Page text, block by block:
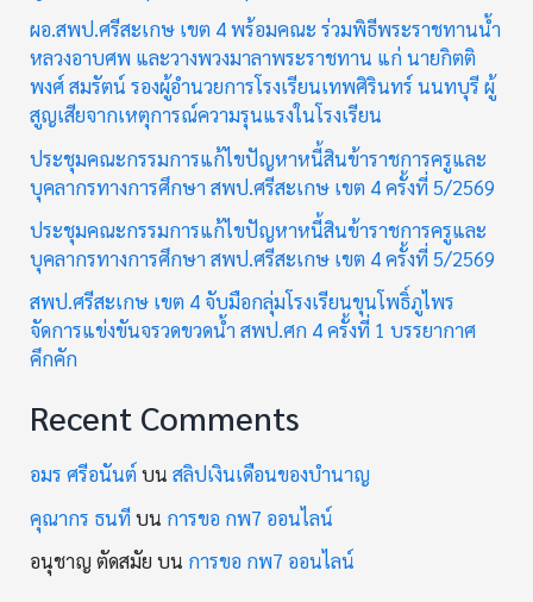
ผอ.สพป.ศรีสะเกษ เขต 4 พร้อมคณะ ร่วมพิธีพระราชทานน้ำ
หลวงอาบศพ และวางพวงมาลาพระราชทาน แก่ นายกิตติ
พงศ์ สมรัตน์ รองผู้อำนวยการโรงเรียนเทพศิรินทร์ นนทบุรี ผู้
สูญเสียจากเหตุการณ์ความรุนแรงในโรงเรียน
ประชุมคณะกรรมการแก้ไขปัญหาหนี้สินข้าราชการครูและ
บุคลากรทางการศึกษา สพป.ศรีสะเกษ เขต 4 ครั้งที่ 5/2569
ประชุมคณะกรรมการแก้ไขปัญหาหนี้สินข้าราชการครูและ
บุคลากรทางการศึกษา สพป.ศรีสะเกษ เขต 4 ครั้งที่ 5/2569
สพป.ศรีสะเกษ เขต 4 จับมือกลุ่มโรงเรียนขุนโพธิ์ภูไพร
จัดการแข่งขันจรวดขวดน้ำ สพป.ศก 4 ครั้งที่ 1 บรรยากาศ
คึกคัก
Recent Comments
อมร ศรีอนันต์ บนสลิปเงินเดือนของบำนาญ
คุณากร ธนทีบน การขอ กพ7 ออนไลน์
อนุชาญ ตัดสมัย บน การขอ กพ7 ออนไลน์